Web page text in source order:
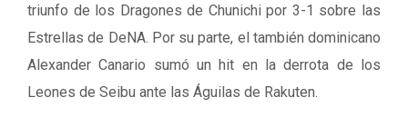
triunfo de los Dragones de Chunichi por 3-1 sobre las
Estrellas de DeNA. Por su parte, el también dominicano
Alexander Canario sumó un hit en la derrota de los
Leones de Seibu ante las Águilas de Rakuten.